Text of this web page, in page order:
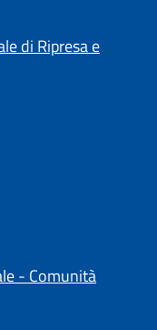
di Ripresa e
- Comunità